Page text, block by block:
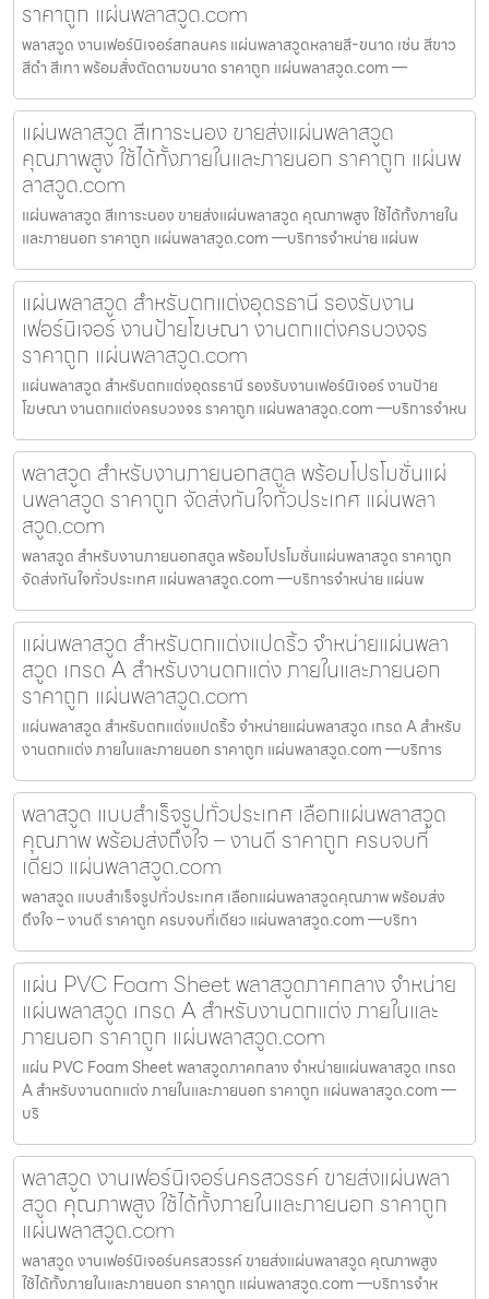
ราคาถูก แผ่นพลาสวูด.com
พลาสวูด งานเฟอร์นิเจอร์สกลนคร แผ่นพลาสวูดหลายสี-ขนาด เช่น สีขาว
สีดำ สีเทา พร้อมสั่งตัดตามขนาด ราคาถูก แผ่นพลาสวูด.com —
แผ่นพลาสวูด สีเทาระนอง ขายส่งแผ่นพลาสวูด
คุณภาพสูง ใช้ได้ทั้งภายในและภายนอก ราคาถูก แผ่นพ
ลาสวูด.com
แผ่นพลาสวูด สีเทาระนอง ขายส่งแผ่นพลาสวูด คุณภาพสูง ใช้ได้ทั้งภายใน
และภายนอก ราคาถูก แผ่นพลาสวูด.com —บริการจำหน่าย แผ่นพ
แผ่นพลาสวูด สำหรับตกแต่งอุดรธานี รองรับงาน
เฟอร์นิเจอร์ งานป้ายโฆษณา งานตกแต่งครบวงจร
ราคาถูก แผ่นพลาสวูด.com
แผ่นพลาสวูด สำหรับตกแต่งอุดรธานี รองรับงานเฟอร์นิเจอร์ งานป้าย
โฆษณา งานตกแต่งครบวงจร ราคาถูก แผ่นพลาสวูด.com —บริการจำหน
พลาสวูด สำหรับงานภายนอกสตูล พร้อมโปรโมชั่นแผ่
นพลาสวูด ราคาถูก จัดส่งทันใจทั่วประเทศ แผ่นพลา
สวูด.com
พลาสวูด สำหรับงานภายนอกสตูล พร้อมโปรโมชั่นแผ่นพลาสวูด ราคาถูก
จัดส่งทันใจทั่วประเทศ แผ่นพลาสวูด.com —บริการจำหน่าย แผ่นพ
แผ่นพลาสวูด สำหรับตกแต่งแปดริ้ว จำหน่ายแผ่นพลา
สวูด เกรด A สำหรับงานตกแต่ง ภายในและภายนอก
ราคาถูก แผ่นพลาสวูด.com
แผ่นพลาสวูด สำหรับตกแต่งแปดริ้ว จำหน่ายแผ่นพลาสวูด เกรด A สำหรับ
งานตกแต่ง ภายในและภายนอก ราคาถูก แผ่นพลาสวูด.com —บริการ
พลาสวูด แบบสำเร็จรูปทั่วประเทศ เลือกแผ่นพลาสวูด
คุณภาพ พร้อมส่งถึงใจ – งานดี ราคาถูก ครบจบที่
เดียว แผ่นพลาสวูด.com
พลาสวูด แบบสำเร็จรูปทั่วประเทศ เลือกแผ่นพลาสวูดคุณภาพ พร้อมส่ง
ถึงใจ – งานดี ราคาถูก ครบจบที่เดียว แผ่นพลาสวูด.com —บริกา
แผ่น PVC Foam Sheet พลาสวูดภาคกลาง จำหน่าย
แผ่นพลาสวูด เกรด A สำหรับงานตกแต่ง ภายในและ
ภายนอก ราคาถูก แผ่นพลาสวูด.com
แผ่น PVC Foam Sheet พลาสวูดภาคกลาง จำหน่ายแผ่นพลาสวูด เกรด
A สำหรับงานตกแต่ง ภายในและภายนอก ราคาถูก แผ่นพลาสวูด.com —
บริ
พลาสวูด งานเฟอร์นิเจอร์นครสวรรค์ ขายส่งแผ่นพลา
สวูด คุณภาพสูง ใช้ได้ทั้งภายในและภายนอก ราคาถูก
แผ่นพลาสวูด.com
พลาสวูด งานเฟอร์นิเจอร์นครสวรรค์ ขายส่งแผ่นพลาสวูด คุณภาพสูง
ใช้ได้ทั้งภายในและภายนอก ราคาถูก แผ่นพลาสวูด.com —บริการจำห